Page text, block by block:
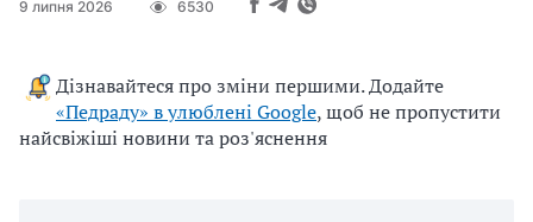
9 липня 2026 6530
Дізнавайтеся про зміни першими. Додайте
«Педраду» в улюблені Google, щоб не пропустити
найсвіжіші новини та роз'яснення